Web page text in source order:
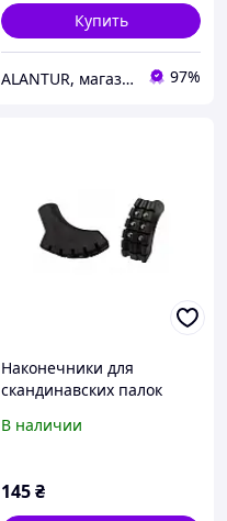
Купить
ALANTUR, магазин туристичного спорядження та велосипедів 97%
Наконечники для
скандинавских палок
зимней ходьбы 2 шт.
В наличии
145₴